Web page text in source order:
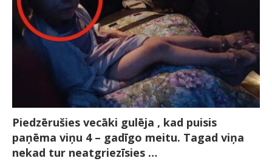
Piedzērušies vecāki gulēja , kad puisis
paņēma viņu 4 – gadīgo meitu. Tagad viņa
nekad tur neatgriezīsies …